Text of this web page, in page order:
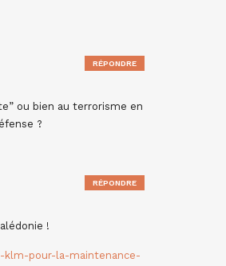
ou bien au terrorisme en
?
RÉPONDRE
!
pour-la-maintenance-
RÉPONDRE